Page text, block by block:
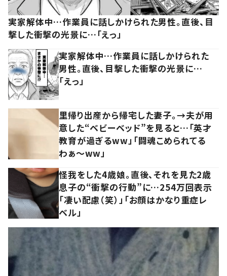
実家解体中…作業員に話しかけられた男性。直後、目
撃した衝撃の光景に…「えっ」
実家解体中…作業員に話しかけられた
男性。直後、目撃した衝撃の光景に…
「えっ」
里帰り出産から帰宅した妻子。→夫が用
意した“ベビーベッド”を見ると…「英才
教育が過ぎるww」「闘魂こめられてる
わぁ～ww」
怪我をした4歳娘。直後、それを見た2歳
息子の“衝撃の行動”に…254万回表示
「凄い配慮（笑）」「お顔はかなり重症レ
ベル」